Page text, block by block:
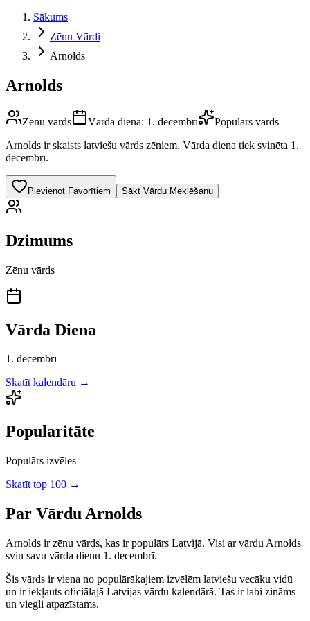
Sākums
Zēnu Vārdi
Arnolds
Arnolds
Zēnu vārds Vārda diena: 1. decembrī
Populārs vārds
Arnolds ir skaists latviešu vārds zēniem. Vārda diena tiek svinēta 1.
decembrī.
Pievienot Favorītiem Sākt Vārdu Meklēšanu
Dzimums
Zēnu vārds
Vārda Diena
1. decembrī
Skatīt kalendāru →
Popularitāte
Populārs izvēles
Skatīt top 100 →
Par Vārdu Arnolds
Arnolds irzēnu vārds, kas ir populārs Latvijā. Visi ar vārdu Arnolds
svin savu vārda dienu 1. decembrī.
Šis vārds ir viena no populārākajiem izvēlēm latviešu vecāku vidū
un ir iekļauts oficiālajā Latvijas vārdu kalendārā. Tas ir labi zināms
un viegli atpazīstams.